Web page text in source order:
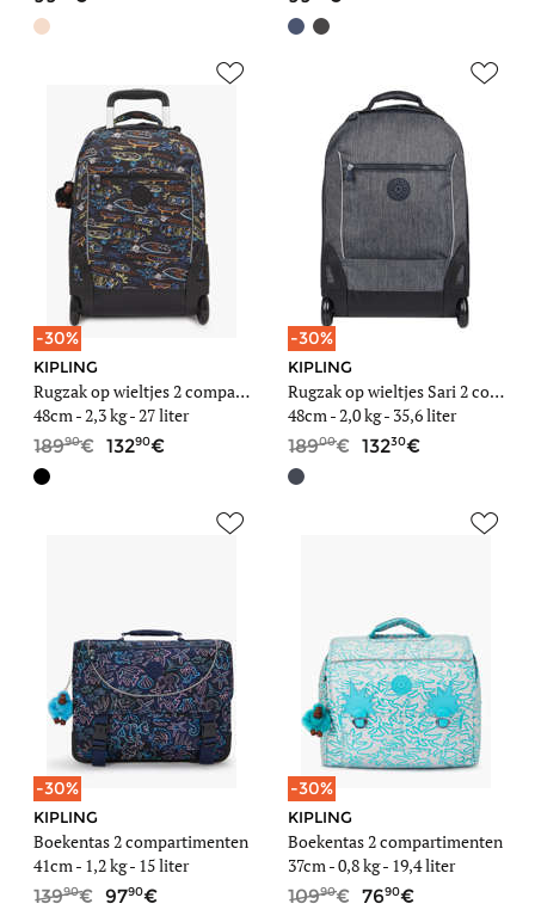
-30%
KIPLING
Rugzak op wieltjes 2 compartimenten met 15 laptopvak
48cm -2,3 kg- 27 liter
18990 13290
-30%
KIPLING
Rugzak op wieltjes Sari 2 compartimenten
48cm -2,0 kg- 35,6 liter
18900 13230
-30%
KIPLING
Boekentas 2 compartimenten
41cm - 1,2 kg- 15 liter
13990 9790
-30%
KIPLING
Boekentas 2 compartimenten
37cm -0,8 kg- 19,4 liter
10990 7690